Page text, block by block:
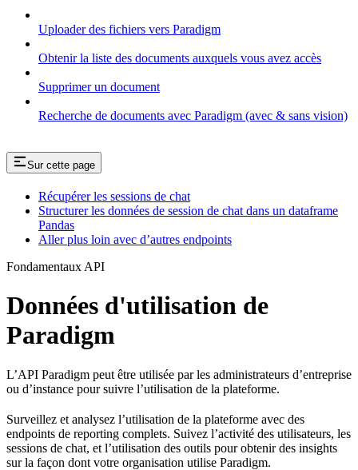
Uploader des fichiers vers Paradigm
Obtenir la liste des documents auxquels vous avez accès
Supprimer un document
Recherche de documents avec Paradigm (avec & sans vision)
Sur cette page
Récupérer les sessions de chat
Structurer les données de session de chat dans un dataframe
Pandas
Aller plus loin avec d’autres endpoints
Fondamentaux API
Données d'utilisation de
Paradigm
L’API Paradigm peut être utilisée par les administrateurs d’entreprise
ou d’instance pour suivre l’utilisation de la plateforme.
Surveillez et analysez l’utilisation de la plateforme avec des
endpoints de reporting complets. Suivez l’activité des utilisateurs, les
sessions de chat, et l’utilisation des outils pour obtenir des insights
sur la façon dont votre organisation utilise Paradigm.